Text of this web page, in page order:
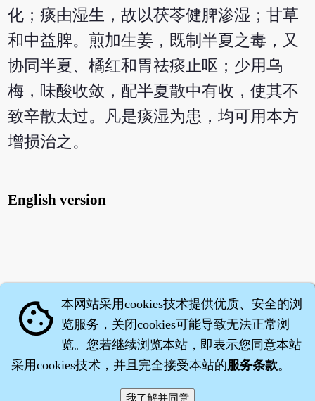
化；痰由湿生，故以茯苓健脾渗湿；甘草
和中益脾。煎加生姜，既制半夏之毒，又
协同半夏、橘红和胃祛痰止呕；少用乌
梅，味酸收敛，配半夏散中有收，使其不
致辛散太过。凡是痰湿为患，均可用本方
增损治之。
English version
cookie 本网站采用cookies技术提供优质、安全的浏
览服务，关闭cookies可能导致无法正常浏
览。您若继续浏览本站，即表示您同意本站
采用cookies技术，并且完全接受本站的服务条款。